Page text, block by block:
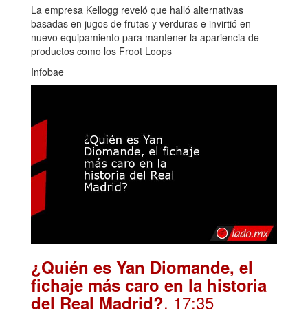
La empresa Kellogg reveló que halló alternativas
basadas en jugos de frutas y verduras e invirtió en
nuevo equipamiento para mantener la apariencia de
productos como los Froot Loops
Infobae
¿Quién es Yan Diomande, el
fichaje más caro en la historia
del Real Madrid?. 17:35